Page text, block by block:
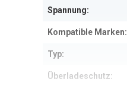
Spannung:
Kompatible Marken:
Typ:
Überladeschutz: